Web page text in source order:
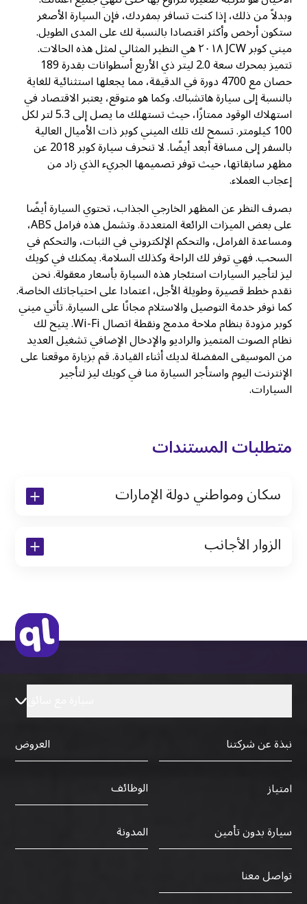
وبدلاً من ذلك، إذا كنت تسافر بمفردك، فإن السيارة الأصغر
ستكون أرخص وأكثر اقتصادا بالنسبة لك على المدى الطويل.
ميني كوبر JCW ٢٠١٨ هي النظير المثالي لمثل هذه الحالات.
تتميز بمحرك سعة 2.0 ليتر ذي الأربع أسطوانات بقدرة 189
حصان مع 4700 دورة في الدقيقة، مما يجعلها استثنائية للغاية
بالنسبة إلى سيارة هاتشباك. وكما هو متوقع، يعتبر الاقتصاد في
استهلاك الوقود ممتازًا، حيث تستهلك ما يصل إلى 5.3 لتر لكل
100 كيلومتر. تسمح لك تلك الميني كوبر ذات الأميال العالية
بالسفر إلى مسافة أبعد أيضًا. لا تنحرف سيارة كوبر 2018 عن
مظهر سابقاتها، حيث توفر تصميمها الجريء الذي زاد من
إعجاب العملاء.
بصرف النظر عن المظهر الخارجي الجذاب، تحتوي السيارة أيضًا
على بعض الميزات الرائعة المتعددة. وتشمل هذه فرامل ABS،
ومساعدة الفرامل، والتحكم الإلكتروني في الثبات، والتحكم في
السحب. فهي توفر لك الراحة وكذلك السلامة. يمكنك في كويك
ليز لتأجير السيارات استئجار هذه السيارة بأسعار معقولة. نحن
نقدم خطط قصيرة وطويلة الأجل، اعتمادا على احتياجاتك الخاصة.
كما نوفر خدمة التوصيل والاستلام مجانًا على السيارة. تأتي ميني
كوبر مزودة بنظام ملاحة مدمج ونقطة اتصال Wi-Fi. يتيح لك
نظام الصوت المتميز والراديو والإدخال الإضافي تشغيل العديد
من الموسيقى المفضلة لديك أثناء القيادة. قم بزيارة موقعنا على
الإنترنت اليوم واستأجر السيارة منا في كويك ليز لتأجير
السيارات.
متطلبات المستندات
سكان ومواطني دولة الإمارات
نسخة من تأشيرة الاقامة
الزوار الأجانب
نبذة عن شركتنا
العروض
امتياز
الوظائف
سيارة بدون تأمين
المدونة
تواصل معنا